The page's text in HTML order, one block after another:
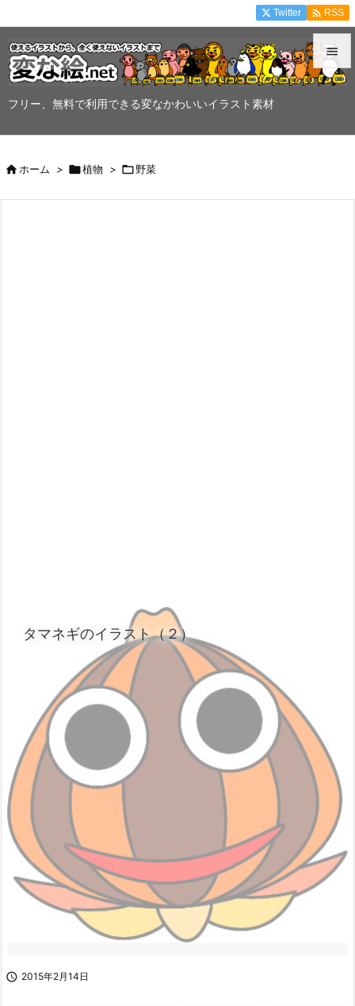
フリー、無料で利用できる変なかわいいイラスト素材


Twitter  RSS
ホーム > 植物 > 野菜
タマネギのイラスト（２）
 2015年2月14日